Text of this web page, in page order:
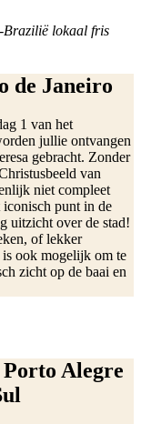
Brazilië lokaal fris
de Janeiro
1 van het
jullie ontvangen
gebracht. Zonder
van
niet compleet
punt in de
uitzicht over de stad!
of lekker
ook mogelijk om te
zicht op de baai en
Alegre